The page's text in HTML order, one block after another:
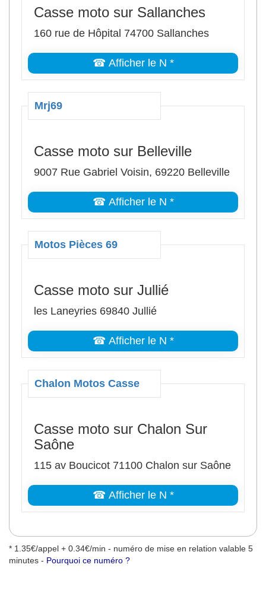
Casse moto sur Sallanches
160 rue de Hôpital 74700 Sallanches
☎ Afficher le N *
Mrj69
Casse moto sur Belleville
9007 Rue Gabriel Voisin, 69220 Belleville
☎ Afficher le N *
Motos Pièces 69
Casse moto sur Jullié
les Laneyries 69840 Jullié
☎ Afficher le N *
Chalon Motos Casse
Casse moto sur Chalon Sur
Saône
115 av Boucicot 71100 Chalon sur Saône
☎ Afficher le N *
* 1.35€/appel + 0.34€/min - numéro de mise en relation valable 5
minutes - Pourquoi ce numéro ?